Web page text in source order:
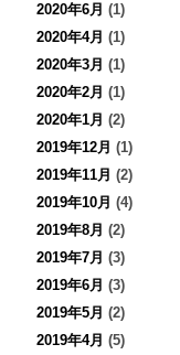
2020年6月 (1)
2020年4月 (1)
2020年3月 (1)
2020年2月 (1)
2020年1月 (2)
2019年12月 (1)
2019年11月 (2)
2019年10月 (4)
2019年8月 (2)
2019年7月 (3)
2019年6月 (3)
2019年5月 (2)
2019年4月 (5)